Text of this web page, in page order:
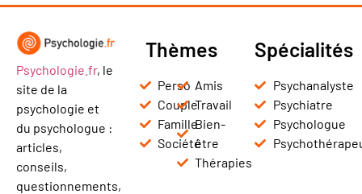
Psychologie.fr, le
site de la
psychologie et
du psychologue :
articles,
conseils,
questionnements,
Thèmes
Perso
Couple
Famille
Société
Amis
Travail
Bien-
être
Thérapies
Spécialités
Psychanalyste
Psychiatre
Psychologue